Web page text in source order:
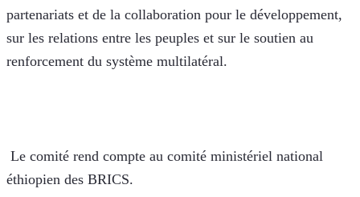
partenariats et de la collaboration pour le développement,
sur les relations entre les peuples et sur le soutien au
renforcement du système multilatéral.
Le comité rend compte au comité ministériel national
éthiopien des BRICS.